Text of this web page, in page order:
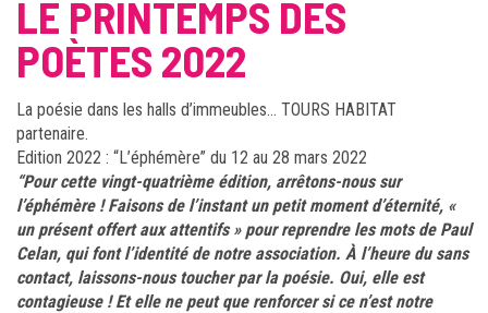
LE PRINTEMPS DES
POÈTES 2022
La poésie dans les halls d’immeubles… TOURS HABITAT
partenaire.
Edition 2022 : “L’éphémère” du 12 au 28 mars 2022
“Pour cette vingt-quatrième édition, arrêtons-nous sur
l’éphémère ! Faisons de l’instant un petit moment d’éternité, «
un présent offert aux attentifs » pour reprendre les mots de Paul
Celan, qui font l’identité de notre association. À l’heure du sans
contact, laissons-nous toucher par la poésie. Oui, elle est
contagieuse ! Et elle ne peut que renforcer si ce n’est notre